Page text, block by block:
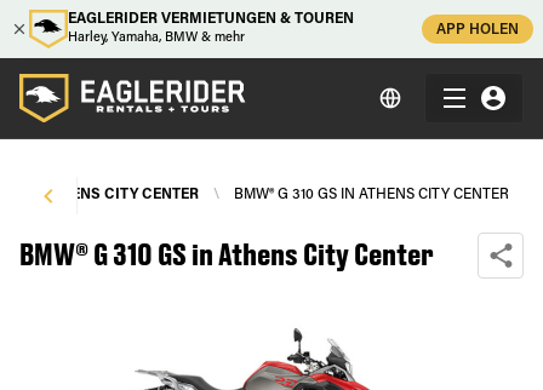
EAGLERIDER VERMIETUNGEN & TOUREN
Harley, Yamaha, BMW & mehr
APP HOLEN
ATHENS CITY CENTER \ BMW® G 310 GS IN ATHENS CITY CENTER
BMW® G 310 GS in Athens City Center